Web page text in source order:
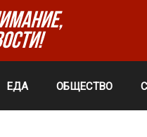
ЕДА ОБЩЕСТВО